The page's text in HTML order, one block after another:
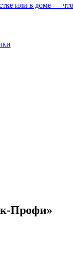
или в доме — что
Профи»